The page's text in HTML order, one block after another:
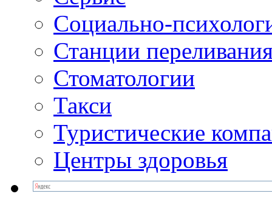
Социально-
Станции
Стоматологии
Такси
Туристические
Центры здоровья